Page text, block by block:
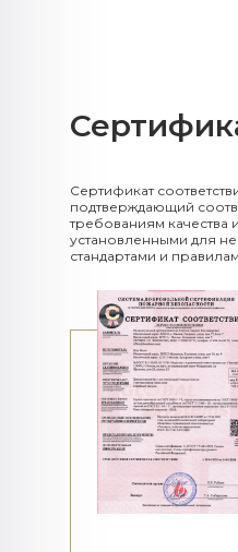
Сертификат
подтверждающий
требованиям качества
установленными для
стандартами и